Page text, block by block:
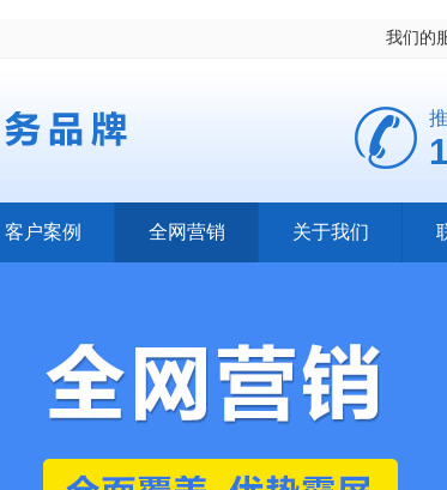
我们的
客户案例 全网营销 关于我们